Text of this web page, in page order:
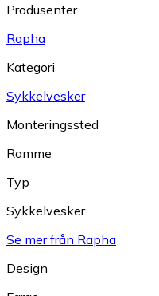
Produsenter
Rapha
Kategori
Sykkelvesker
Monteringssted
Ramme
Typ
Sykkelvesker
Se mer från Rapha
Design